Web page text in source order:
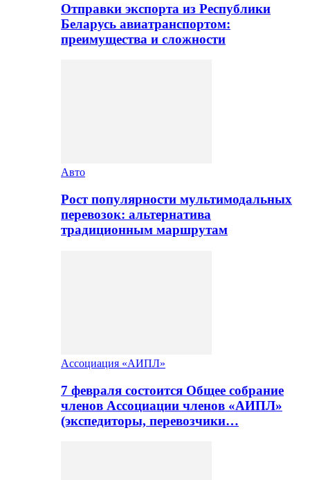
Отправки экспорта из Республики
Беларусь авиатранспортом:
преимущества и сложности
Авто
Рост популярности мультимодальных
перевозок: альтернатива
традиционным маршрутам
Ассоциация «АИПЛ»
7 февраля состоится Общее собрание
членов Ассоциации членов «АИПЛ»
(экспедиторы, перевозчики…